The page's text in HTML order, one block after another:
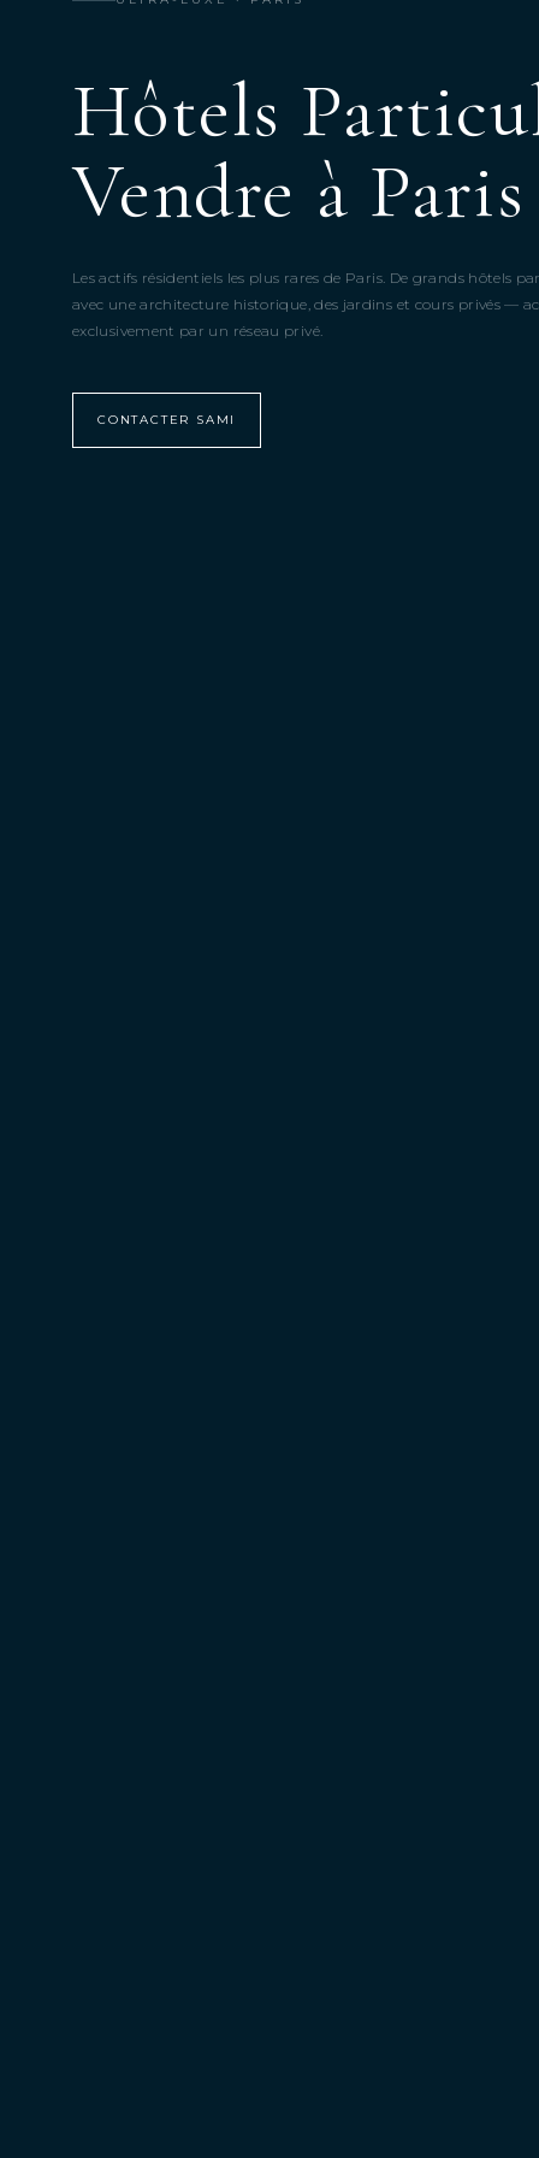
Hôtels
Vendre à Paris
Les actifs résidentiels les plus rares de Paris. De grands hôtels
avec une architecture historique, des jardins et cours privés —
exclusivement par un réseau privé.
CONTACTER SAMI